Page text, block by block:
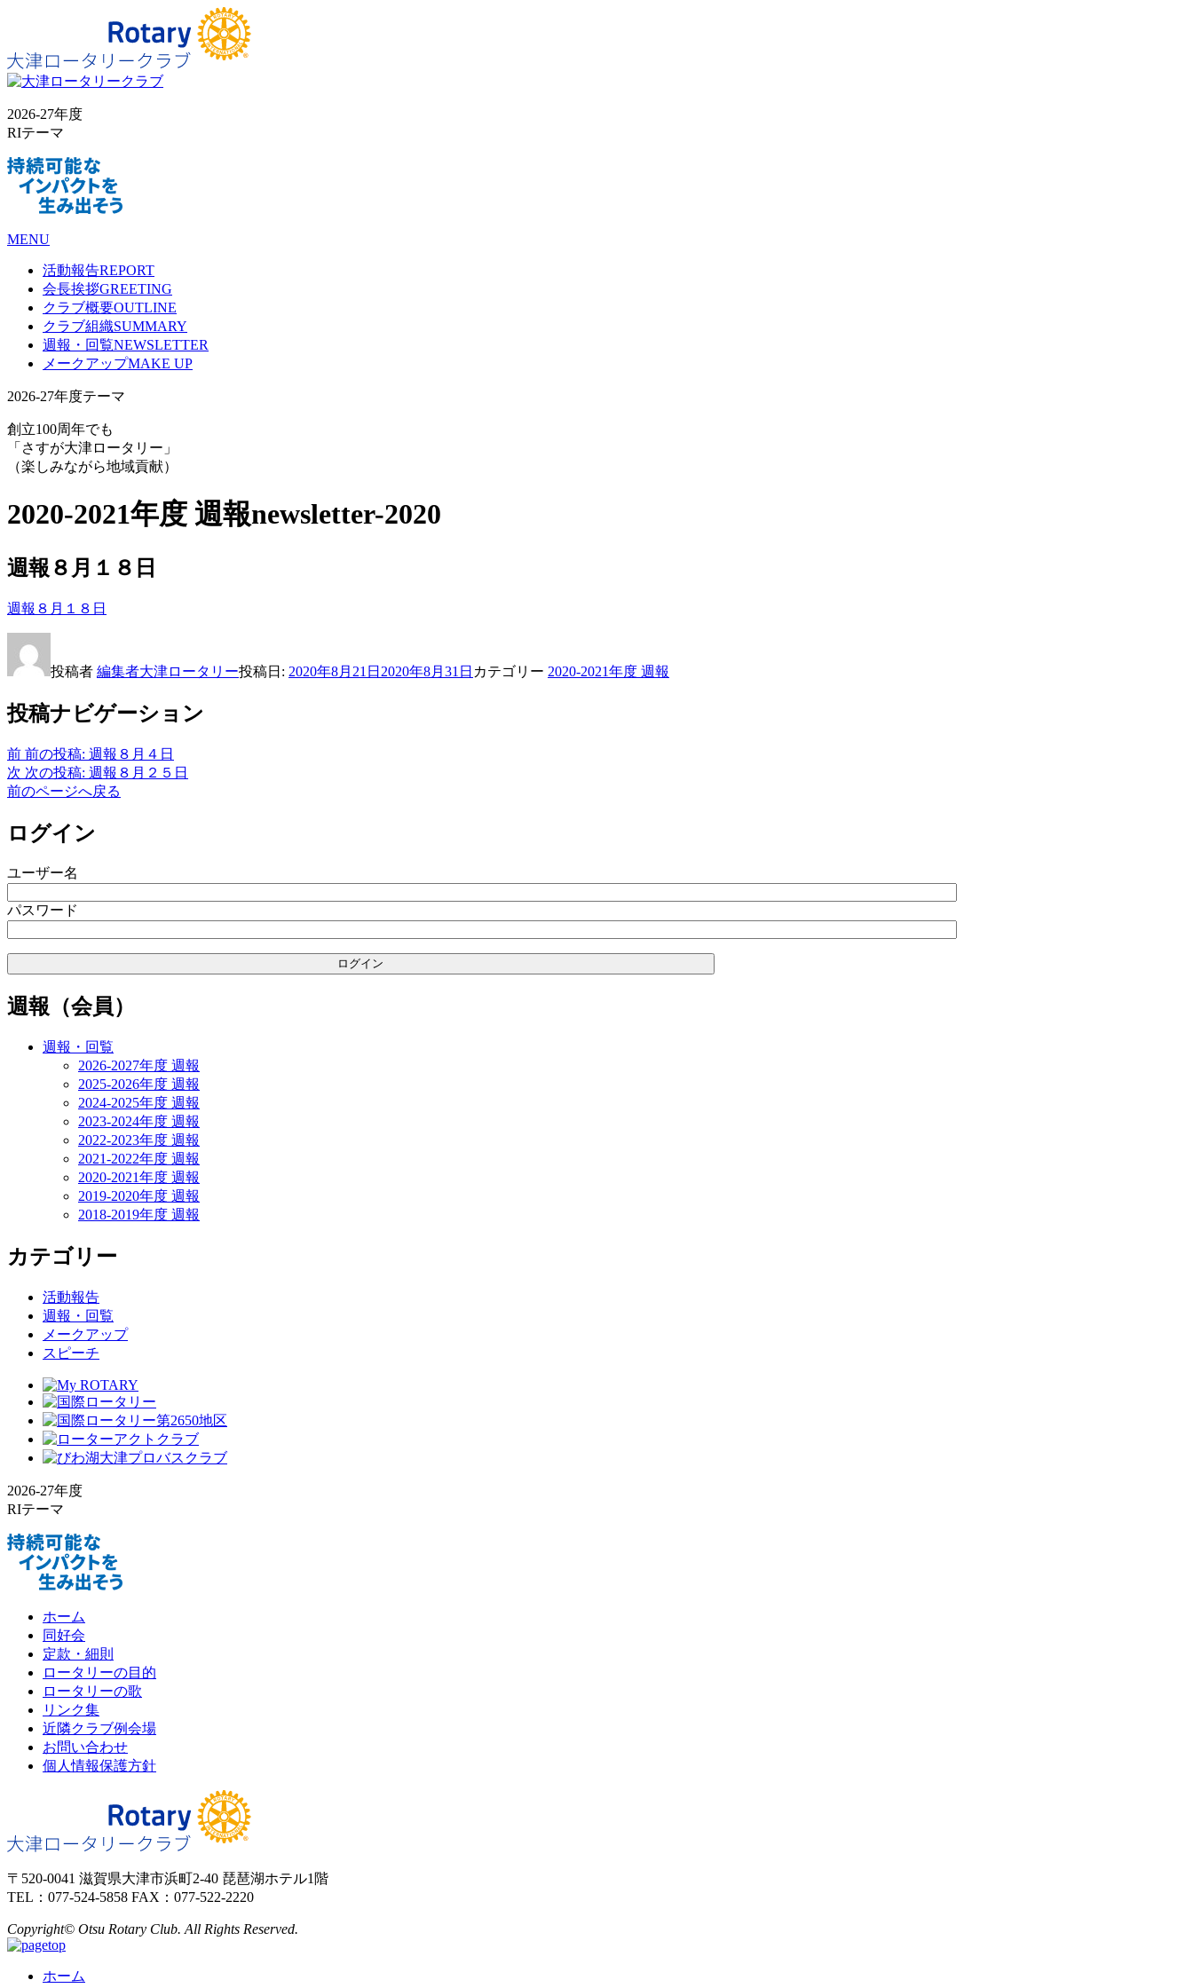
2026-27年度
RIテーマ
MENU
活動報告REPORT
会長挨拶GREETING
クラブ概要OUTLINE
クラブ組織SUMMARY
週報・回覧NEWSLETTER
メークアップMAKE UP
2026-27年度テーマ
創立100周年でも
「さすが大津ロータリー」
（楽しみながら地域貢献）
2020-2021年度 週報newsletter-2020
週報８月１８日
週報８月１８日
投稿者 編集者大津ロータリー投稿日: 2020年8月21日 2020年8月31日 カテゴリー 2020-2021年度 週報
投稿ナビゲーション
前 前の投稿: 週報８月４日
次 次の投稿: 週報８月２５日
前のページへ戻る
ログイン
ユーザー名
パスワード
週報（会員）
週報・回覧
2026-2027年度 週報
2025-2026年度 週報
2024-2025年度 週報
2023-2024年度 週報
2022-2023年度 週報
2021-2022年度 週報
2020-2021年度 週報
2019-2020年度 週報
2018-2019年度 週報
カテゴリー
活動報告
週報・回覧
メークアップ
スピーチ
2026-27年度
RIテーマ
ホーム
同好会
定款・細則
ロータリーの目的
ロータリーの歌
リンク集
近隣クラブ例会場
お問い合わせ
個人情報保護方針
〒520-0041 滋賀県大津市浜町2-40 琵琶湖ホテル1階
TEL：077-524-5858 FAX：077-522-2220
Copyright© Otsu Rotary Club. All Rights Reserved.
ホーム